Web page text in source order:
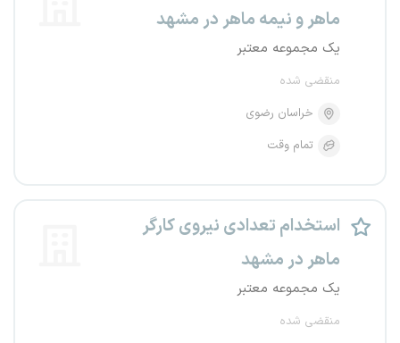
ماهر و نیمه ماهر در مشهد
یک مجموعه معتبر
منقضی شده
خراسان رضوی
تمام وقت
استخدام تعدادی نیروی کارگر
ماهر در مشهد
یک مجموعه معتبر
منقضی شده